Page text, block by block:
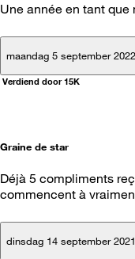
Une année en tant
maandag 5 september 2022
Verdiend door 15K
Graine de star
Déjà 5 compliments
commencent à
dinsdag 14 september 2021